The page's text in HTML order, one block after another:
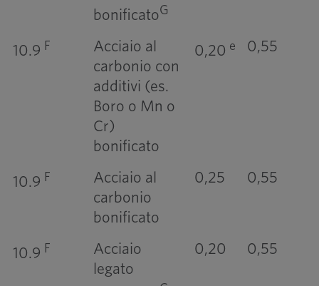
bonificatoG
10.9 F
Acciaio al
carbonio con
additivi (es.
Boro o Mn o
Cr)
bonificato
0,20 e 0,55
10.9 F
Acciaio al
carbonio
bonificato
0,25 0,55
10.9 F
Acciaio
legato
0,20 0,55